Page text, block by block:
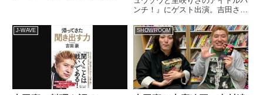
ございました??ゲスト：#矢口真
里次回3/3(...
ンチ！』にゲスト出演。吉田さ
として参加した『ラストアイド
ル』について話していました。本
日（10/5）21時?FM
RADIOBERRY『ギュウ...
J-WAVE SHOWROOM